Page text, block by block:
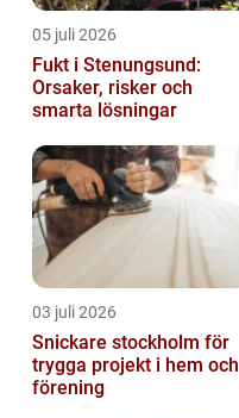
05 juli 2026
Fukt i Stenungsund:
Orsaker, risker och
smarta lösningar
03 juli 2026
Snickare stockholm för
trygga projekt i hem och
förening